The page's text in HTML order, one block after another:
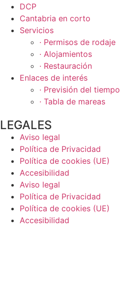
DCP
Cantabria en corto
Servicios
· Permisos de rodaje
· Alojamientos
· Restauración
Enlaces de interés
· Previsión del tiempo
· Tabla de mareas
LEGALES
Aviso legal
Política de Privacidad
Política de cookies (UE)
Accesibilidad
Aviso legal
Política de Privacidad
Política de cookies (UE)
Accesibilidad